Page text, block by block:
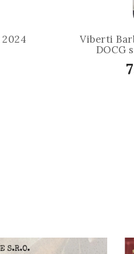
Viberti
DOCG